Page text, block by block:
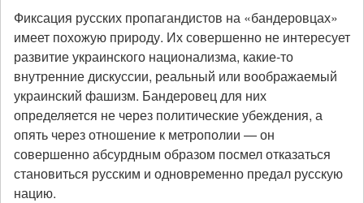
Фиксация русских пропагандистов на «бандеровцах»
имеет похожую природу. Их совершенно не интересует
развитие украинского национализма, какие-то
внутренние дискуссии, реальный или воображаемый
украинский фашизм. Бандеровец для них
определяется не через политические убеждения, а
опять через отношение к метрополии — он
совершенно абсурдным образом посмел отказаться
становиться русским и одновременно предал русскую
нацию.